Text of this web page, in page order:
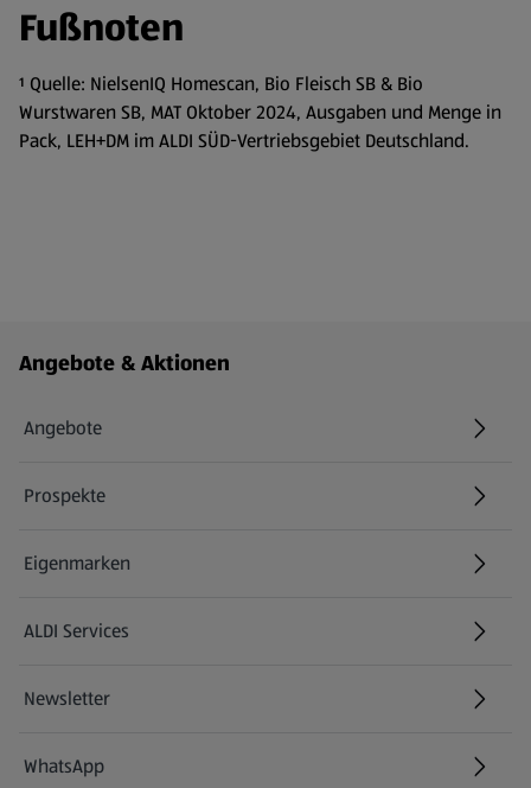
Fußnoten
¹ Quelle: NielsenIQ Homescan, Bio Fleisch SB & Bio
Wurstwaren SB, MAT Oktober 2024, Ausgaben und Menge in
Pack, LEH+DM im ALDI SÜD-Vertriebsgebiet Deutschland.
Fußzeilenmenü - weitere Links
Angebote & Aktionen
Angebote
Prospekte
Eigenmarken
ALDI Services
Newsletter
WhatsApp